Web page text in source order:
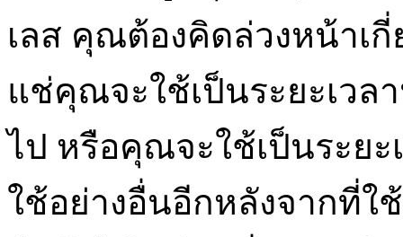
เลส คุณต้องคิดล่วงหน้าเ
แช่คุณจะใช้เป็นระยะเว
ไป หรือคุณจะใช้เป็นระย
ใช้อย่างอื่นอีกหลังจากที่ใ